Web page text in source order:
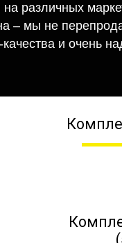
различных
– мы не
и очень